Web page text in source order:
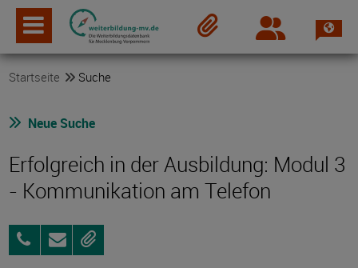
Login
Startseite Suche
Neue Suche
Erfolgreich in der Ausbildung: Modul 3
- Kommunikation am Telefon
0381
8017-
AnfragenMerken